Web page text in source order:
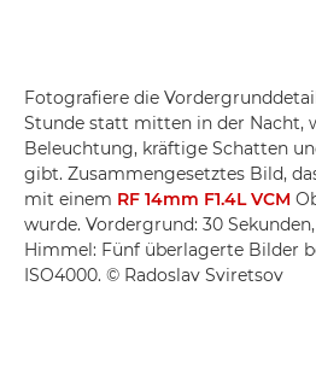
Fotografiere die
Stunde statt mitten in der Nacht,
Beleuchtung, kräftige Schatten
gibt. Zusammengesetztes Bild,
mit einem RF 14mm F1.4L VCM
wurde. Vordergrund: 30 Sekunden,
Himmel: Fünf überlagerte Bilder
ISO4000. © Radoslav Sviretsov